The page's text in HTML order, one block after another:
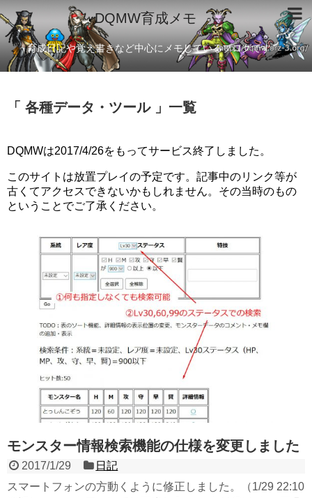
DQMW育成メモ
育成日記や覚え書きなど中心にメモしているブログです
「 各種データ・ツール 」一覧
DQMWは2017/4/26をもってサービス終了しました。
このサイトは放置プレイの予定です。記事中のリンク等が
古くてアクセスできないかもしれません。その当時のもの
ということでご了承ください。
モンスター情報検索機能の仕様を変更しました
2017/1/29
日記
スマートフォンの方動くように修正しました。（1/29 22:10